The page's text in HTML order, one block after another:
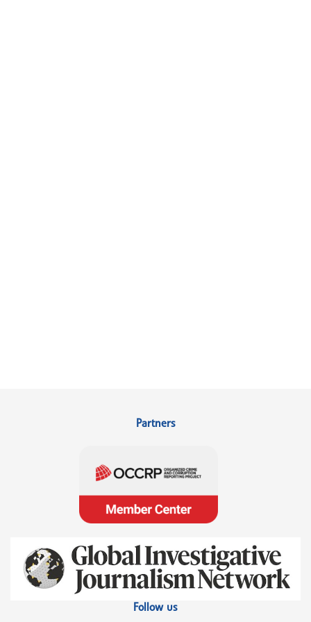
Partners
Follow us